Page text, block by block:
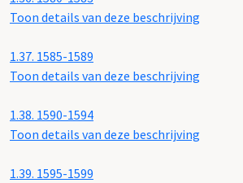
Toon details van deze beschrijving
1.37. 1585-1589
Toon details van deze beschrijving
1.38. 1590-1594
Toon details van deze beschrijving
1.39. 1595-1599